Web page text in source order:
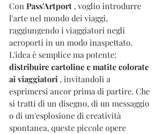
Con Pass'Artport , voglio introdurre
l'arte nel mondo dei viaggi,
raggiungendo i viaggiatori negli
aeroporti in un modo inaspettato.
L'idea è semplice ma potente:
distribuire cartoline e matite colorate
ai viaggiatori , invitandoli a
esprimersi ancor prima di partire. Che
si tratti di un disegno, di un messaggio
o di un'esplosione di creatività
spontanea, queste piccole opere